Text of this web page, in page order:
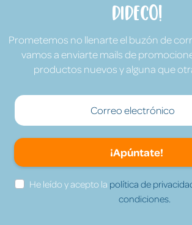
Dideco!
Prometemos no llenarte el buzón de
vamos a enviarte mails de
productos nuevos y alguna que
¡Apúntate!
He leído y acepto la política de
condiciones.